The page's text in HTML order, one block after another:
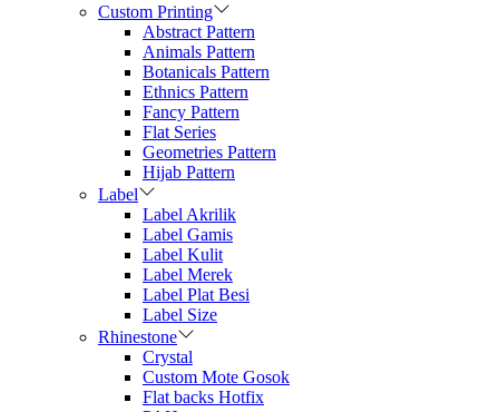
Custom Printing
Abstract Pattern
Animals Pattern
Botanicals Pattern
Ethnics Pattern
Fancy Pattern
Flat Series
Geometries Pattern
Hijab Pattern
Label
Label Akrilik
Label Gamis
Label Kulit
Label Merek
Label Plat Besi
Label Size
Rhinestone
Crystal
Custom Mote Gosok
Flat backs Hotfix